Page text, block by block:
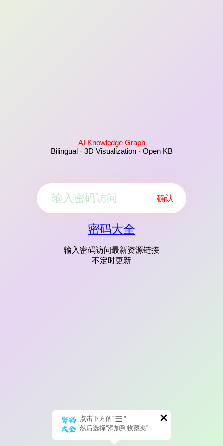
AI Knowledge Graph
Bilingual · 3D Visualization · Open KB
确认
密码大全
输入密码访问最新资源链接
不定时更新
点击下方的“
”
然后选择“添加到收藏夹”